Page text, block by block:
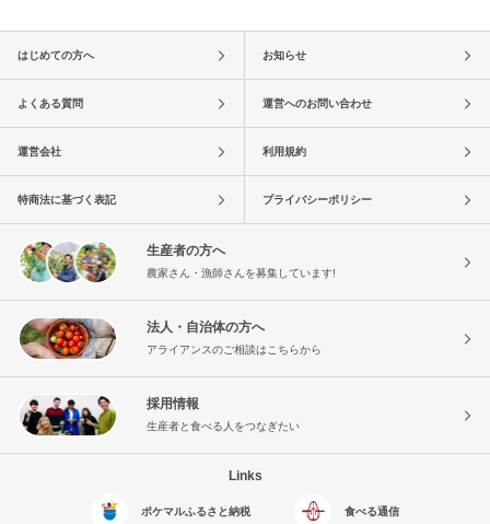
はじめての方へ お知らせ
よくある質問 運営へのお問い合わせ
運営会社 利用規約
特商法に基づく表記 プライバシーポリシー
生産者の方へ
農家さん・漁師さんを募集しています!
法人・自治体の方へ
アライアンスのご相談はこちらから
採用情報
生産者と食べる人をつなぎたい
Links
ポケマルふるさと納税 食べる通信